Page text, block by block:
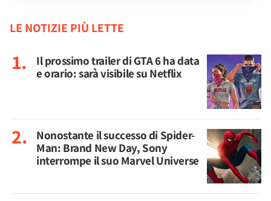
LE NOTIZIE PIÙ LETTE
Il prossimo trailer di GTA 6 ha data
e orario: sarà visibile su Netflix
Nonostante il successo di Spider-
Man: Brand New Day, Sony
interrompe il suo Marvel Universe